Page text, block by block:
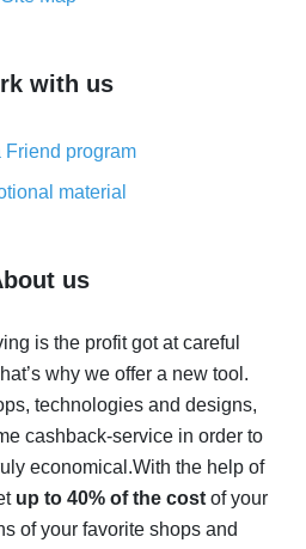
methods
- saving real money is a
real thing
cash back on AliExpress
back
- the impossible is
possible
AliExpress - how to find it
service for AliExpress - let's
offers
with us
Friend program
material
us
is the profit got at careful
why we offer a new tool.
technologies and designs,
cashback-service in order to
economical.With the help of
up to 40% of the costof your
of your favorite shops and